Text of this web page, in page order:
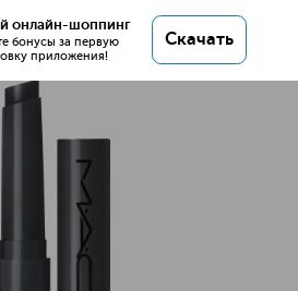
онлайн-шоппинг
бонусы за первую
приложения!
Скачать
PLUMPING GLOSS STICK
объем купить в
ИЛЬ ДЕ БОТЭ с доставкой.
STICK Бальзам для губ,